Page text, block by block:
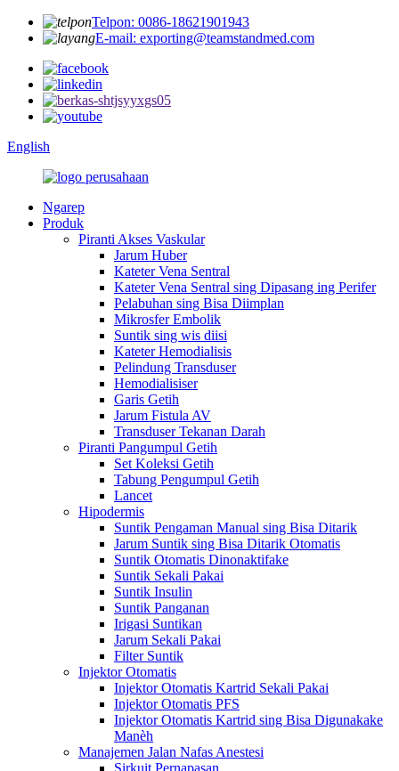
Telpon: 0086-18621901943
E-mail: exporting@teamstandmed.com
English
Ngarep
Produk
Piranti Akses Vaskular
Jarum Huber
Kateter Vena Sentral
Kateter Vena Sentral sing Dipasang ing Perifer
Pelabuhan sing Bisa Diimplan
Mikrosfer Embolik
Suntik sing wis diisi
Kateter Hemodialisis
Pelindung Transduser
Hemodialisiser
Garis Getih
Jarum Fistula AV
Transduser Tekanan Darah
Piranti Pangumpul Getih
Set Koleksi Getih
Tabung Pengumpul Getih
Lancet
Hipodermis
Suntik Pengaman Manual sing Bisa Ditarik
Jarum Suntik sing Bisa Ditarik Otomatis
Suntik Otomatis Dinonaktifake
Suntik Sekali Pakai
Suntik Insulin
Suntik Panganan
Irigasi Suntikan
Jarum Sekali Pakai
Filter Suntik
Injektor Otomatis
Injektor Otomatis Kartrid Sekali Pakai
Injektor Otomatis PFS
Injektor Otomatis Kartrid sing Bisa Digunakake
Manèh
Manajemen Jalan Nafas Anestesi
Sirkuit Pernapasan